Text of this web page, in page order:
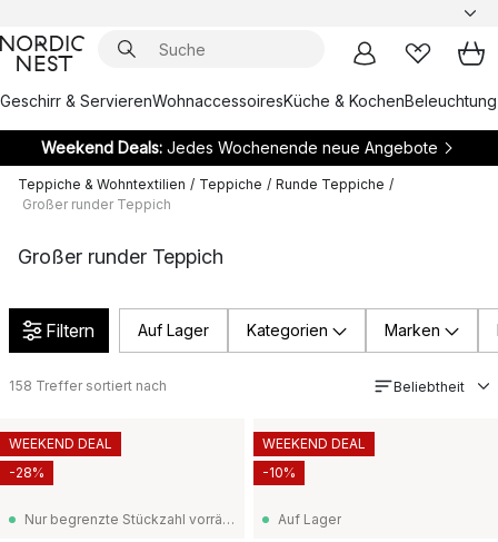
Geschirr & ServierenWohnaccessoiresKüche & KochenBeleuchtung
Weekend Deals:Jedes Wochenende neue Angebote
Teppiche & Wohntextilien / Teppiche / Runde Teppiche /
Großer runder Teppich
Großer runder Teppich
Filtern Auf Lager Kategorien Marken
158 Treffer sortiert nach Beliebtheit
Nur begrenzte Stückzahl vorrätig
WEEKEND DEAL
-28%
Auf Lager
WEEKEND DEAL
-10%